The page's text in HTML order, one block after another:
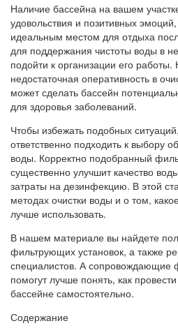
Наличие бассейна на вашем
удовольствия и позитивных
идеальным местом для отдыха
для поддержания чистоты воды в
подойти к организации его
недостаточная оперативность в
может сделать бассейн
для здоровья заболеваний.
Чтобы избежать подобных
ответственно подходить к выбору
воды. Корректно подобранный
существенно улучшит качество
затраты на дезинфекцию. В этой
методах очистки воды и о том,
лучше использовать.
В нашем материале вы найдете
фильтрующих установок, а также
специалистов. А сопровождающие
помогут лучше понять, как
бассейне самостоятельно.
Содержание